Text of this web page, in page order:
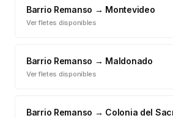
Barrio Remanso → Montevideo
Ver fletes disponibles
Barrio Remanso → Maldonado
Ver fletes disponibles
Barrio Remanso → Colonia del